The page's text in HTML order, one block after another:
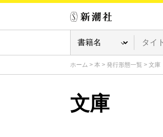
ホーム > 本 > 発行形態一覧 > 文庫
文庫